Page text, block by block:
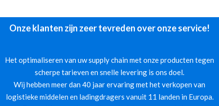
Onze klanten zijn zeer tevreden over onze service!
Het optimaliseren van uw supply chain met onze producten tegen
scherpe tarieven en snelle levering is ons doel.
Wij hebben meer dan 40 jaar ervaring met het verkopen van
logistieke middelen en ladingdragers vanuit 11 landen in Europa.